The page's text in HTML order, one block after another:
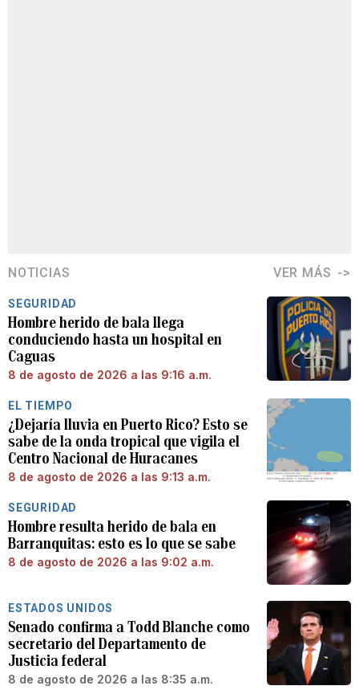
NOTICIAS VER MÁS
SEGURIDAD
Hombre herido de bala llega
conduciendo hasta un hospital en
Caguas
8 de agosto de 2026 a las 9:16 a.m.
EL TIEMPO
¿Dejaría lluvia en Puerto Rico? Esto se
sabe de la onda tropical que vigila el
Centro Nacional de Huracanes
8 de agosto de 2026 a las 9:13 a.m.
SEGURIDAD
Hombre resulta herido de bala en
Barranquitas: esto es lo que se sabe
8 de agosto de 2026 a las 9:02 a.m.
ESTADOS UNIDOS
Senado confirma a Todd Blanche como
secretario del Departamento de
Justicia federal
8 de agosto de 2026 a las 8:35 a.m.